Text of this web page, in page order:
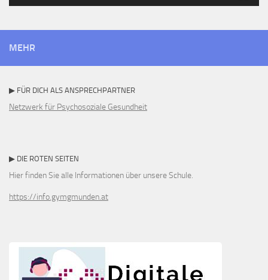
MEHR
▶ FÜR DICH ALS ANSPRECHPARTNER
Netzwerk für Psychosoziale Gesundheit
▶ DIE ROTEN SEITEN
Hier finden Sie alle Informationen über unsere Schule.
https://info.gymgmunden.at